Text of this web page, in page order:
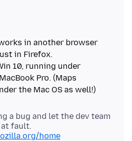
in another browser
in Firefox.
10, running under
Pro. (Maps
a bug and let the dev team
home